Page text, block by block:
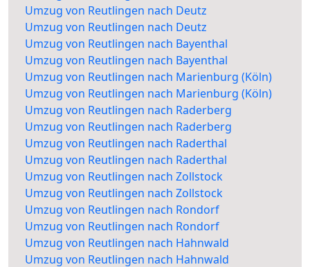
Umzug von Reutlingen nach Deutz
Umzug von Reutlingen nach Deutz
Umzug von Reutlingen nach Bayenthal
Umzug von Reutlingen nach Bayenthal
Umzug von Reutlingen nach Marienburg (Köln)
Umzug von Reutlingen nach Marienburg (Köln)
Umzug von Reutlingen nach Raderberg
Umzug von Reutlingen nach Raderberg
Umzug von Reutlingen nach Raderthal
Umzug von Reutlingen nach Raderthal
Umzug von Reutlingen nach Zollstock
Umzug von Reutlingen nach Zollstock
Umzug von Reutlingen nach Rondorf
Umzug von Reutlingen nach Rondorf
Umzug von Reutlingen nach Hahnwald
Umzug von Reutlingen nach Hahnwald